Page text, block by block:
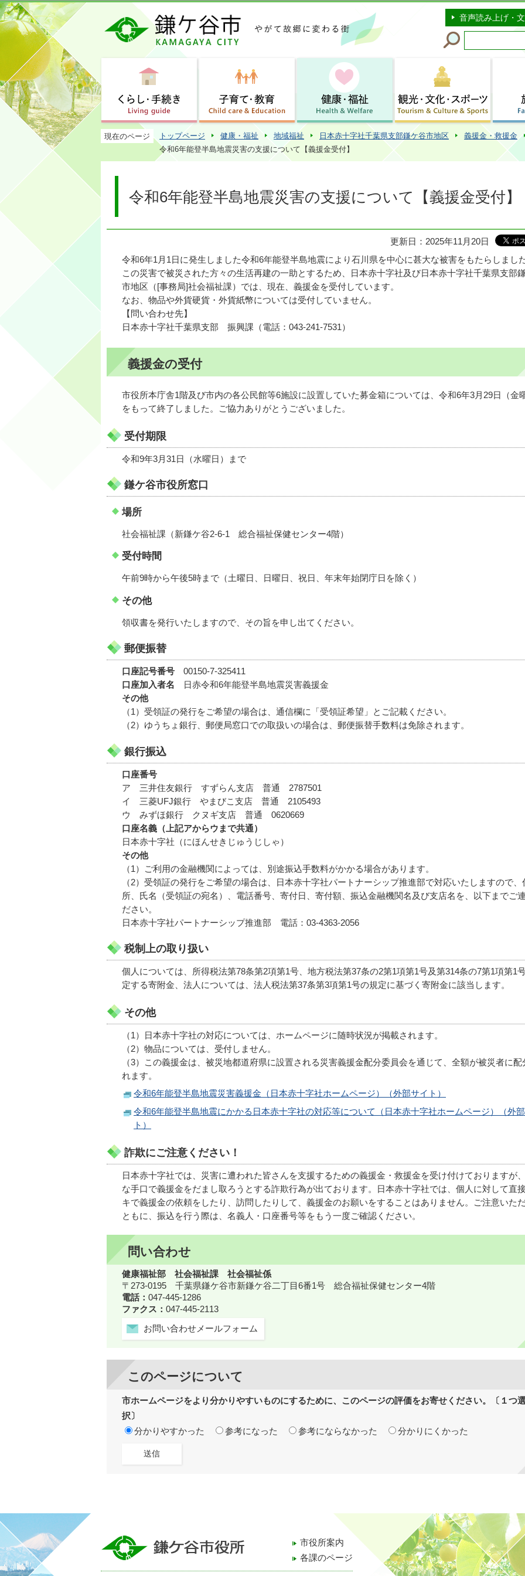
このページの本文へ移動
音声読み上げ・
現在のページ トップページ 健康・福祉 地域福祉 日本赤十字社千葉県支部鎌ケ谷市地区
義援金・救援金
令和6年能登半島地震災害の支援について【義援金受付】
令和6年能登半島地震災害の支援について【義援金受付】
更新日：2025年11月20日
令和6年1月1日に発生しました令和6年能登半島地震により石川県を中心に甚大な被害をもたらしました
この災害で被災された方々の生活再建の一助とするため、日本赤十字社及び日本赤十字社千葉県支部
市地区（[事務局]社会福祉課）では、現在、義援金を受付しています。
なお、物品や外貨硬貨・外貨紙幣については受付していません。
【問い合わせ先】
日本赤十字社千葉県支部 振興課（電話：043-241-7531）
義援金の受付
市役所本庁舎1階及び市内の各公民館等6施設に設置していた募金箱については、令和6年3月29日（金
をもって終了しました。ご協力ありがとうございました。
受付期限
令和9年3月31日（水曜日）まで
鎌ケ谷市役所窓口
場所
社会福祉課（新鎌ケ谷2-6-1 総合福祉保健センター4階）
受付時間
午前9時から午後5時まで（土曜日、日曜日、祝日、年末年始閉庁日を除く）
その他
領収書を発行いたしますので、その旨を申し出てください。
郵便振替
口座記号番号 00150-7-325411
口座加入者名 日赤令和6年能登半島地震災害義援金
その他
（1）受領証の発行をご希望の場合は、通信欄に「受領証希望」とご記載ください。
（2）ゆうちょ銀行、郵便局窓口での取扱いの場合は、郵便振替手数料は免除されます。
銀行振込
口座番号
ア 三井住友銀行 すずらん支店 普通 2787501
イ 三菱UFJ銀行 やまびこ支店 普通 2105493
ウ みずほ銀行 クヌギ支店 普通 0620669
口座名義（上記アからウまで共通）
日本赤十字社（にほんせきじゅうじしゃ）
その他
（1）ご利用の金融機関によっては、別途振込手数料がかかる場合があります。
（2）受領証の発行をご希望の場合は、日本赤十字社パートナーシップ推進部で対応いたしますので、
所、氏名（受領証の宛名）、電話番号、寄付日、寄付額、振込金融機関名及び支店名を、以下までご
ださい。
日本赤十字社パートナーシップ推進部 電話：03-4363-2056
税制上の取り扱い
個人については、所得税法第78条第2項第1号、地方税法第37条の2第1項第1号及第314条の7第1項第1
定する寄附金、法人については、法人税法第37条第3項第1号の規定に基づく寄附金に該当します。
その他
（1）日本赤十字社の対応については、ホームページに随時状況が掲載されます。
（2）物品については、受付しません。
（3）この義援金は、被災地都道府県に設置される災害義援金配分委員会を通じて、全額が被災者に配
れます。
令和6年能登半島地震災害義援金（日本赤十字社ホームページ）（外部サイト）
令和6年能登半島地震にかかる日本赤十字社の対応等について（日本赤十字社ホームページ）（外
ト）
詐欺にご注意ください！
日本赤十字社では、災害に遭われた皆さんを支援するための義援金・救援金を受け付けておりますが
な手口で義援金をだまし取ろうとする詐欺行為が出ております。日本赤十字社では、個人に対して直
キで義援金の依頼をしたり、訪問したりして、義援金のお願いをすることはありません。ご注意いた
ともに、振込を行う際は、名義人・口座番号等をもう一度ご確認ください。
問い合わせ
健康福祉部 社会福祉課 社会福祉係
〒273-0195 千葉県鎌ケ谷市新鎌ケ谷二丁目6番1号 総合福祉保健センター4階
電話： 047-445-1286
ファクス： 047-445-2113
お問い合わせメールフォーム
このページについて
市ホームページをより分かりやすいものにするために、このページの評価をお寄せください。〔１つ選
択〕
分かりやすかった
参考になった 参考にならなかった 分かりにくかった
市役所案内
各課のページ